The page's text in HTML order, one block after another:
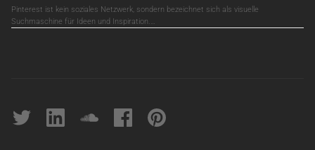
Pinterest ist kein soziales Netzwerk, sondern bezeichnet sich als visuelle
Suchmaschine für Ideen und Inspiration.…
Twitter linkedin soundcloudFacebookpinterest